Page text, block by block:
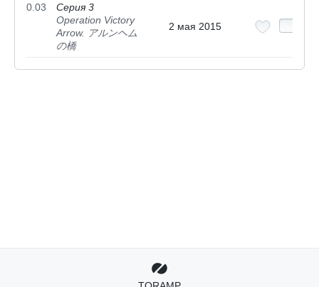
0.03
Серия 3
Operation Victory
Arrow. アルンヘム
の橋
2 мая 2015